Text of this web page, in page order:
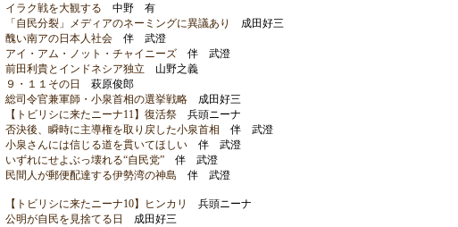
イラク戦を大観する 中野 有
「自民分裂」メディアのネーミングに異議あり
成田好三
醜い南アの日本人社会伴 武澄
アイ・アム・ノット・チャイニーズ伴 武澄
前田利貴とインドネシア独立 山野之義
９・１１その日
萩原俊郎
総司令官兼軍師・小泉首相の選挙戦略成田好三
【トビリシに来たニーナ11】復活祭兵頭ニーナ
否決後、瞬時に主導権を取り戻した小泉首相 伴 武澄
小泉さんには信じる道を貫いてほしい伴 武澄
いずれにせよぶっ壊れる“自民党”伴 武澄
民間人が郵便配達する伊勢湾の神島 伴 武澄
【トビリシに来たニーナ10】ヒンカリ
兵頭ニーナ
公明が自民を見捨てる日
成田好三